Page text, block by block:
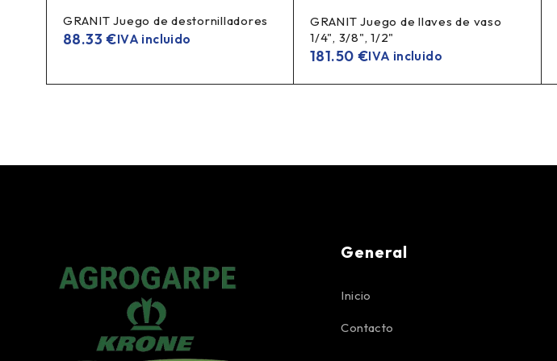
GRANIT Juego de destornilladores
88.33€IVA incluido
GRANIT Juego de llaves de vaso
1/4", 3/8", 1/2"
181.50 €IVA incluido
General
Inicio
Contacto